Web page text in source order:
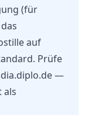
(für
auf
Prüfe
—
als